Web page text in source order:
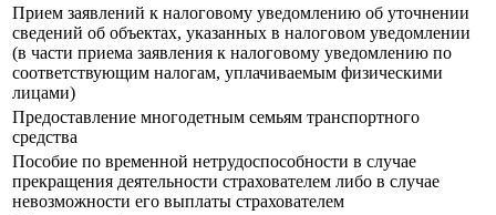
Прием заявлений к налоговому уведомлению об уточнении
сведений об объектах, указанных в налоговом уведомлении
(в части приема заявления к налоговому уведомлению по
соответствующим налогам, уплачиваемым физическими
лицами)
Предоставление многодетным семьям транспортного
средства
Пособие по временной нетрудоспособности в случае
прекращения деятельности страхователем либо в случае
невозможности его выплаты страхователем